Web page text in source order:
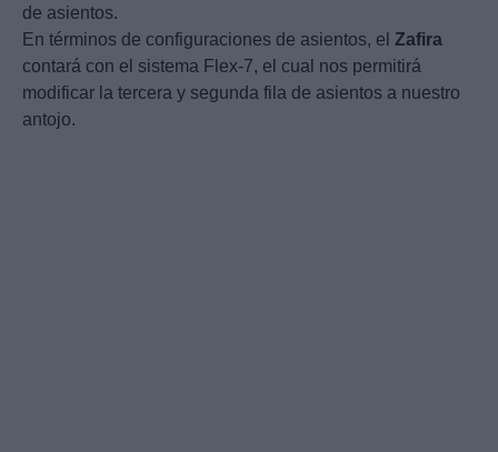
de asientos.
En términos de configuraciones de asientos, el Zafira
contará con el sistema Flex-7, el cual nos permitirá
modificar la tercera y segunda fila de asientos a nuestro
antojo.